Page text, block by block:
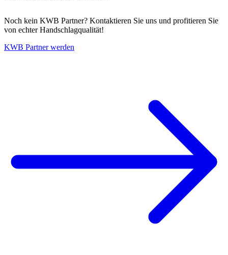
Noch kein KWB Partner? Kontaktieren Sie uns und profitieren Sie
von echter Handschlagqualität!
KWB Partner werden